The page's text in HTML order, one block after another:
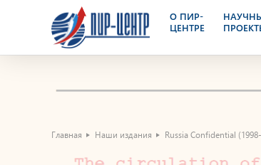
О ПИР-
ЦЕНТРЕ
Главная Наши издания Russia Confidential